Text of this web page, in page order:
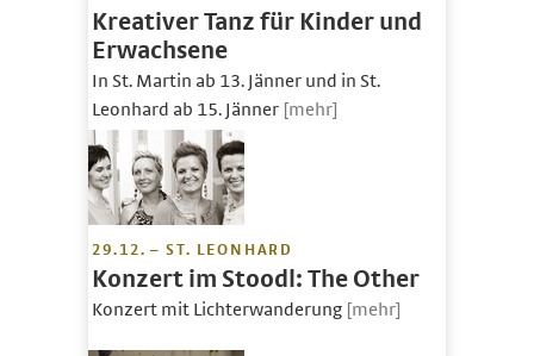
Kreativer Tanz für Kinder und
Erwachsene
In St. Martin ab 13. Jänner und in St.
Leonhard ab 15. Jänner [mehr]
29.12. – ST. LEONHARD
Konzert im Stoodl: The Other
Konzert mit Lichterwanderung [mehr]